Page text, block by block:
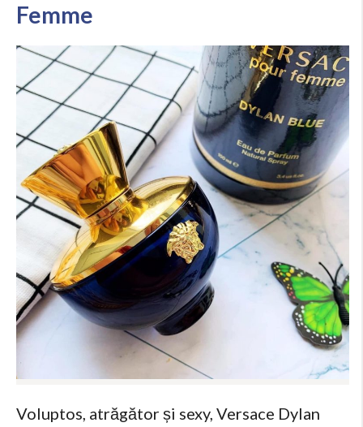
Femme
Voluptos, atrăgător și sexy, Versace Dylan